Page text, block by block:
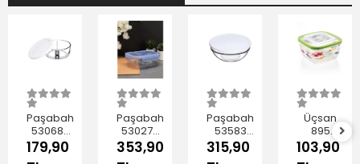
Paşabahçe
530683
Polar İki
Bölmeli
179,90
Paşabahçe
530276
Bölmeli
Cam
353,90
Paşabahçe
53583
Beyaz
Kapak
315,90
Üçsan
895
Trend
Saklama
103,90